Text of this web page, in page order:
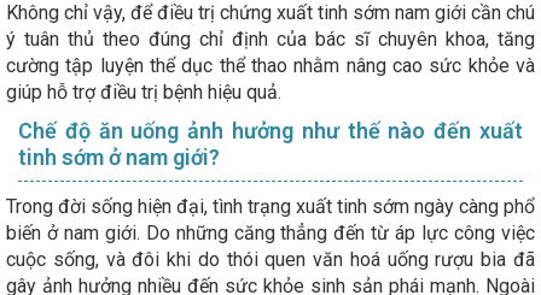
Không chỉ vậy, để điều trị chứng xuất tinh sớm nam giới cần chú
ý tuân thủ theo đúng chỉ định của bác sĩ chuyên khoa, tăng
cường tập luyện thể dục thể thao nhằm nâng cao sức khỏe và
giúp hỗ trợ điều trị bệnh hiệu quả.
Chế độ ăn uống ảnh hưởng như thế nào đến xuất
tinh sớm ở nam giới?
Trong đời sống hiện đại, tình trạng xuất tinh sớm ngày càng phổ
biến ở nam giới. Do những căng thẳng đến từ áp lực công việc
cuộc sống, và đôi khi do thói quen văn hoá uống rượu bia đã
gây ảnh hưởng nhiều đến sức khỏe sinh sản phái mạnh. Ngoài